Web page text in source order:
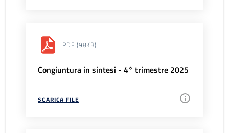
PDF (98KB)
Congiuntura in sintesi - 4° trimestre 2025
SCARICA FILE